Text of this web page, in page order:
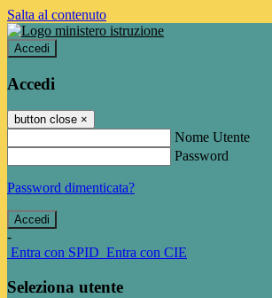
Salta al contenuto
Accedi
Accedi
button close ×
Nome Utente
Password
Password dimenticata?
-
Entra con SPID Entra con CIE
Seleziona utente